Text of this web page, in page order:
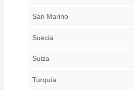
San Marino
Suecia
Suiza
Turquía